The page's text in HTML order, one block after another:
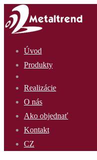
Úvod
Produkty
Realizácie
O nás
Ako objednať
Kontakt
CZ